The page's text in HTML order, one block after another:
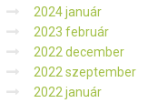
2024 január
2023 február
2022 december
2022 szeptember
2022 január